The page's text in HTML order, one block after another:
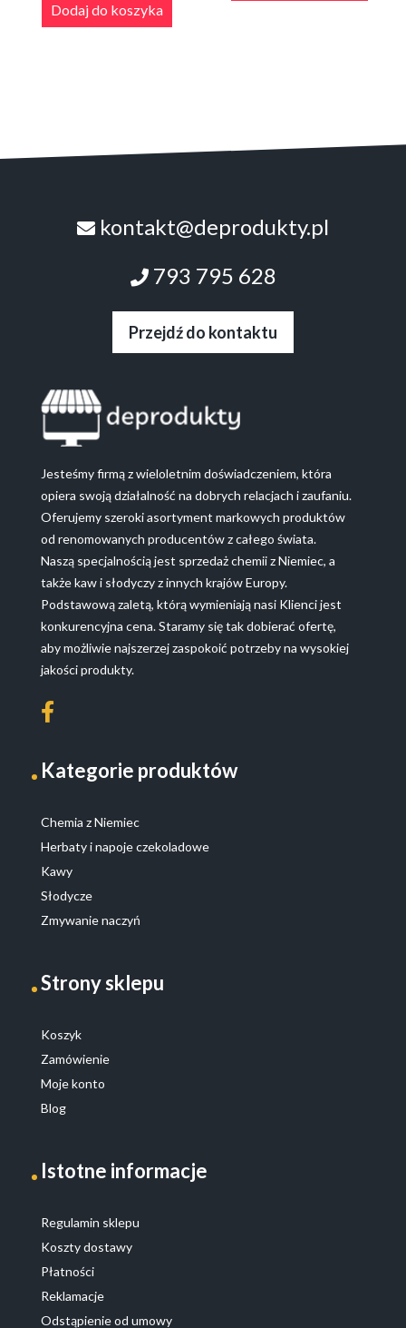
Dodaj do koszyka
kontakt@deprodukty.pl
793 795 628
Przejdź do kontaktu
Jesteśmy firmą z wieloletnim doświadczeniem, która
opiera swoją działalność na dobrych relacjach i zaufaniu.
Oferujemy szeroki asortyment markowych produktów
od renomowanych producentów z całego świata.
Naszą specjalnością jest sprzedaż chemii z Niemiec, a
także kaw i słodyczy z innych krajów Europy.
Podstawową zaletą, którą wymieniają nasi Klienci jest
konkurencyjna cena. Staramy się tak dobierać ofertę,
aby możliwie najszerzej zaspokoić potrzeby na wysokiej
jakości produkty.
Kategorie produktów
Chemia z Niemiec
Herbaty i napoje czekoladowe
Kawy
Słodycze
Zmywanie naczyń
Strony sklepu
Koszyk
Zamówienie
Moje konto
Blog
Istotne informacje
Regulamin sklepu
Koszty dostawy
Płatności
Reklamacje
Odstąpienie od umowy